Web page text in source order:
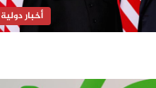
أخبار دولية